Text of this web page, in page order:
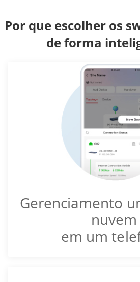
Por que escolher os
de forma
Gerenciamento
nuvem
em um